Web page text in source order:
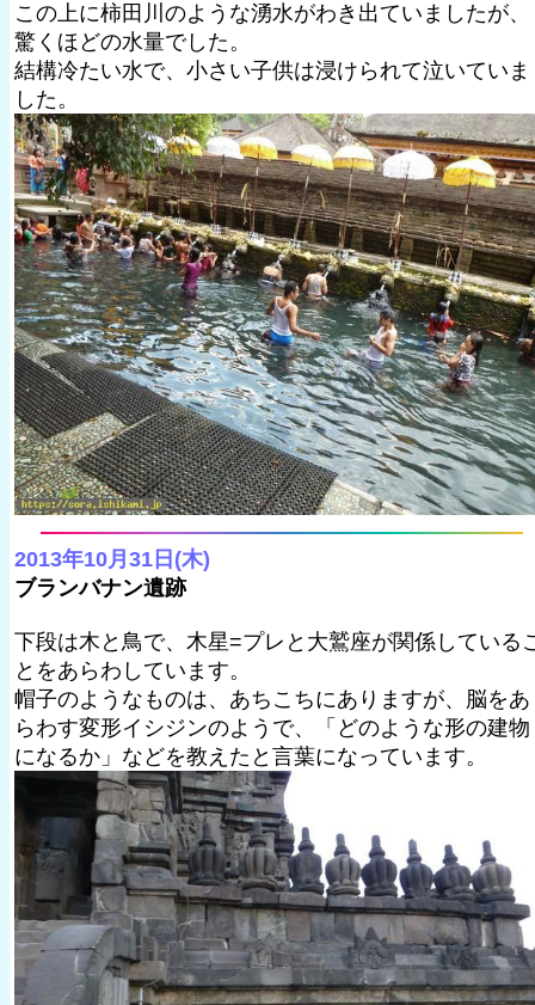
この上に柿田川のような湧水がわき出ていましたが、
驚くほどの水量でした。
結構冷たい水で、小さい子供は浸けられて泣いていま
した。
2013年10月31日(木)
ブランバナン遺跡
下段は木と鳥で、木星=プレと大鷲座が関係している
とをあらわしています。
帽子のようなものは、あちこちにありますが、脳をあ
らわす変形イシジンのようで、「どのような形の建物
になるか」などを教えたと言葉になっています。